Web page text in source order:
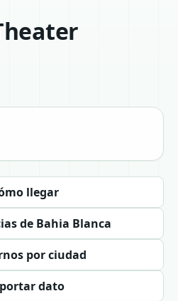
llegar
de Bahia Blanca
por ciudad
dato